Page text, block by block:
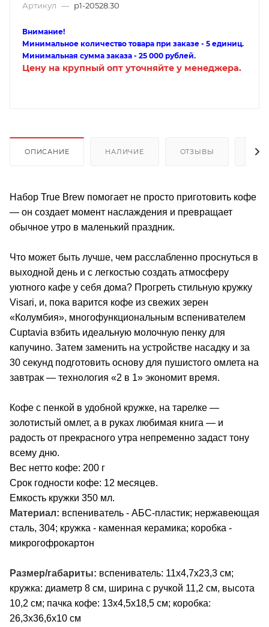
Артикул — p1-20528.30
Внимание!
Минимальное количество товара при заказе - 5 единиц.
Минимальная сумма заказа - 25 000 рублей.
Цену на крупный опт уточняйте у менеджера.
ОПИСАНИЕ НАЛИЧИЕ ОТЗЫВЫ
Набор True Brew помогает не просто приготовить кофе
— он создает момент наслаждения и превращает
обычное утро в маленький праздник.
Что может быть лучше, чем расслабленно проснуться в
выходной день и с легкостью создать атмосферу
уютного кафе у себя дома? Прогреть стильную кружку
Visari, и, пока варится кофе из свежих зерен
«Колумбия», многофункциональным вспенивателем
Cuptavia взбить идеальную молочную пенку для
капучино. Затем заменить на устройстве насадку и за
30 секунд подготовить основу для пушистого омлета на
завтрак — технология «2 в 1» экономит время.
Кофе с пенкой в удобной кружке, на тарелке —
золотистый омлет, а в руках любимая книга — и
радость от прекрасного утра непременно задаст тону
всему дню.
Вес нетто кофе: 200 г
Срок годности кофе: 12 месяцев.
Емкость кружки 350 мл.
Материал: вспениватель - АБС-пластик; нержавеющая
сталь, 304; кружка - каменная керамика; коробка -
микрогофрокартон
Размер/габариты: вспениватель: 11х4,7х23,3 см;
кружка: диаметр 8 см, ширина с ручкой 11,2 см, высота
10,2 см; пачка кофе: 13х4,5х18,5 см; коробка:
26,3x36,6x10 см